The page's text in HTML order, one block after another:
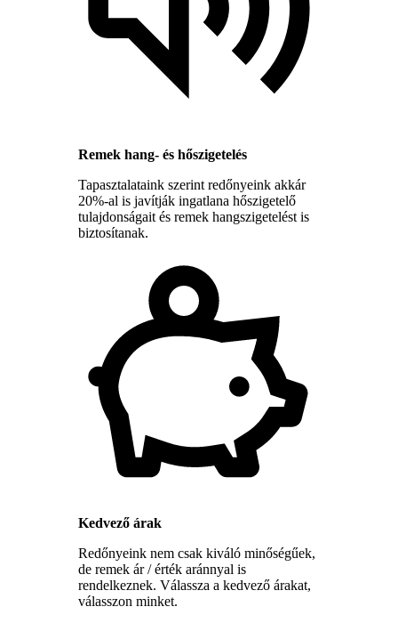
Remek hang- és hőszigetelés
Tapasztalataink szerint redőnyeink akkár
20%-al is javítják ingatlana hőszigetelő
tulajdonságait és remek hangszigetelést is
biztosítanak.
Kedvező árak
Redőnyeink nem csak kiváló minőségűek,
de remek ár / érték aránnyal is
rendelkeznek. Válassza a kedvező árakat,
válasszon minket.